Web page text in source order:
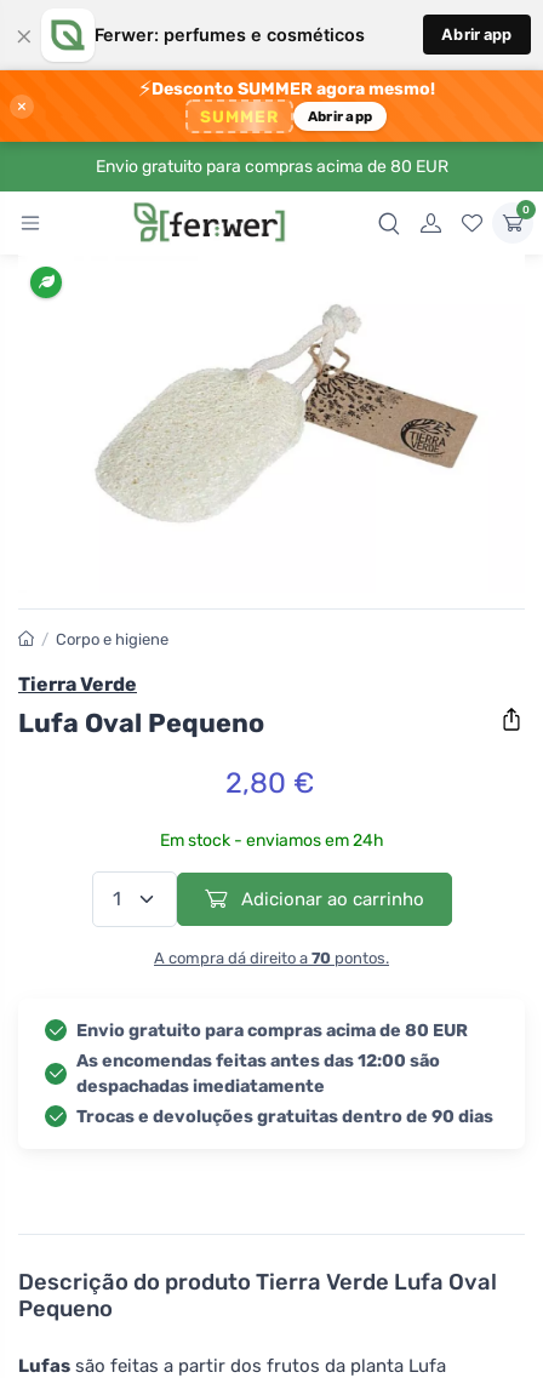
× Ferwer: perfumes e cosméticos Abrir app
×
⚡Desconto SUMMER agora mesmo!
SUMMER Abrir app
Envio gratuito para compras acima de 80 EUR
0
Descrição do produto Tierra Verde Lufa Oval
Pequeno
Lufas são feitas a partir dos frutos da planta Lufa
/ Corpo e higiene
Tierra Verde
Lufa Oval Pequeno
2,80 €
Em stock - enviamos em 24h
Adicionar ao carrinho
A compra dá direito a 70 pontos.
Envio gratuito para compras acima de 80 EUR
As encomendas feitas antes das 12:00 são
despachadas imediatamente
Trocas e devoluções gratuitas dentro de 90 dias